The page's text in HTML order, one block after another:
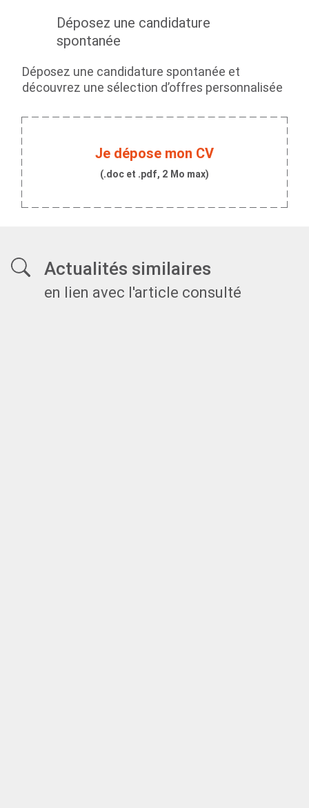
Déposez une candidature
spontanée
Déposez une candidature spontanée et
découvrez une sélection d’offres personnalisée
Je dépose mon CV
(.doc et .pdf, 2 Mo max)
Actualités similaires
en lien avec l'article consulté